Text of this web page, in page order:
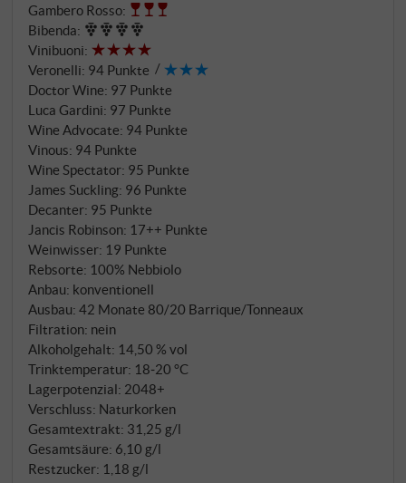
ist sowohl in der Nase als auch am Gaumen von
großer Intensität. Ornato setzt mit fein
eingebundenen Tanninen und einer Säure ein, die all
diese Fruchtaromen aufrecht erhält. Ein Wein, der
konsequent vertikal, geradlinig und frontal ist.
SUPERIORE.DE
Gambero Rosso:
Bibenda:
Vinibuoni:
Veronelli: 94 Punkte
Doctor Wine: 97 Punkte
Luca Gardini: 97 Punkte
Wine Advocate: 94 Punkte
Vinous: 94 Punkte
Wine Spectator: 95 Punkte
James Suckling: 96 Punkte
Decanter: 95 Punkte
Jancis Robinson: 17++ Punkte
Weinwisser: 19 Punkte
Rebsorte: 100% Nebbiolo
Anbau: konventionell
Ausbau: 42 Monate 80/20 Barrique/Tonneaux
Filtration: nein
Alkoholgehalt: 14,50 % vol
Trinktemperatur: 18‑20 °C
Lagerpotenzial: 2048+
Verschluss: Naturkorken
Gesamtextrakt: 31,25 g/l
Gesamtsäure: 6,10 g/l
Restzucker: 1,18 g/l